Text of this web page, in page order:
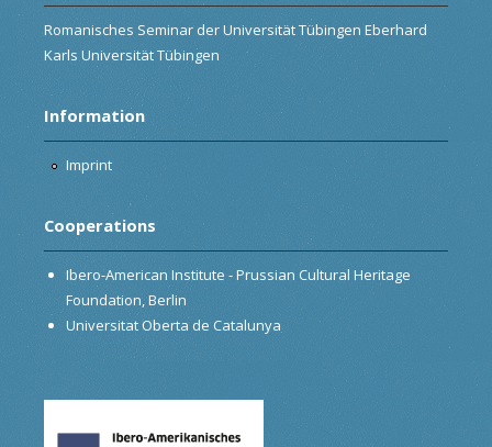
Romanisches Seminar der Universität Tübingen Eberhard
Karls Universität Tübingen
Information
Imprint
Cooperations
Ibero-American Institute - Prussian Cultural Heritage
Foundation, Berlin
Universitat Oberta de Catalunya